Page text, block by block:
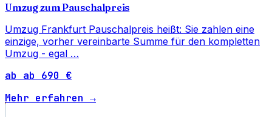
Umzug zum Pauschalpreis
Umzug Frankfurt Pauschalpreis heißt: Sie zahlen eine
einzige, vorher vereinbarte Summe für den kompletten
Umzug - egal …
ab ab 690 €
Mehr erfahren →